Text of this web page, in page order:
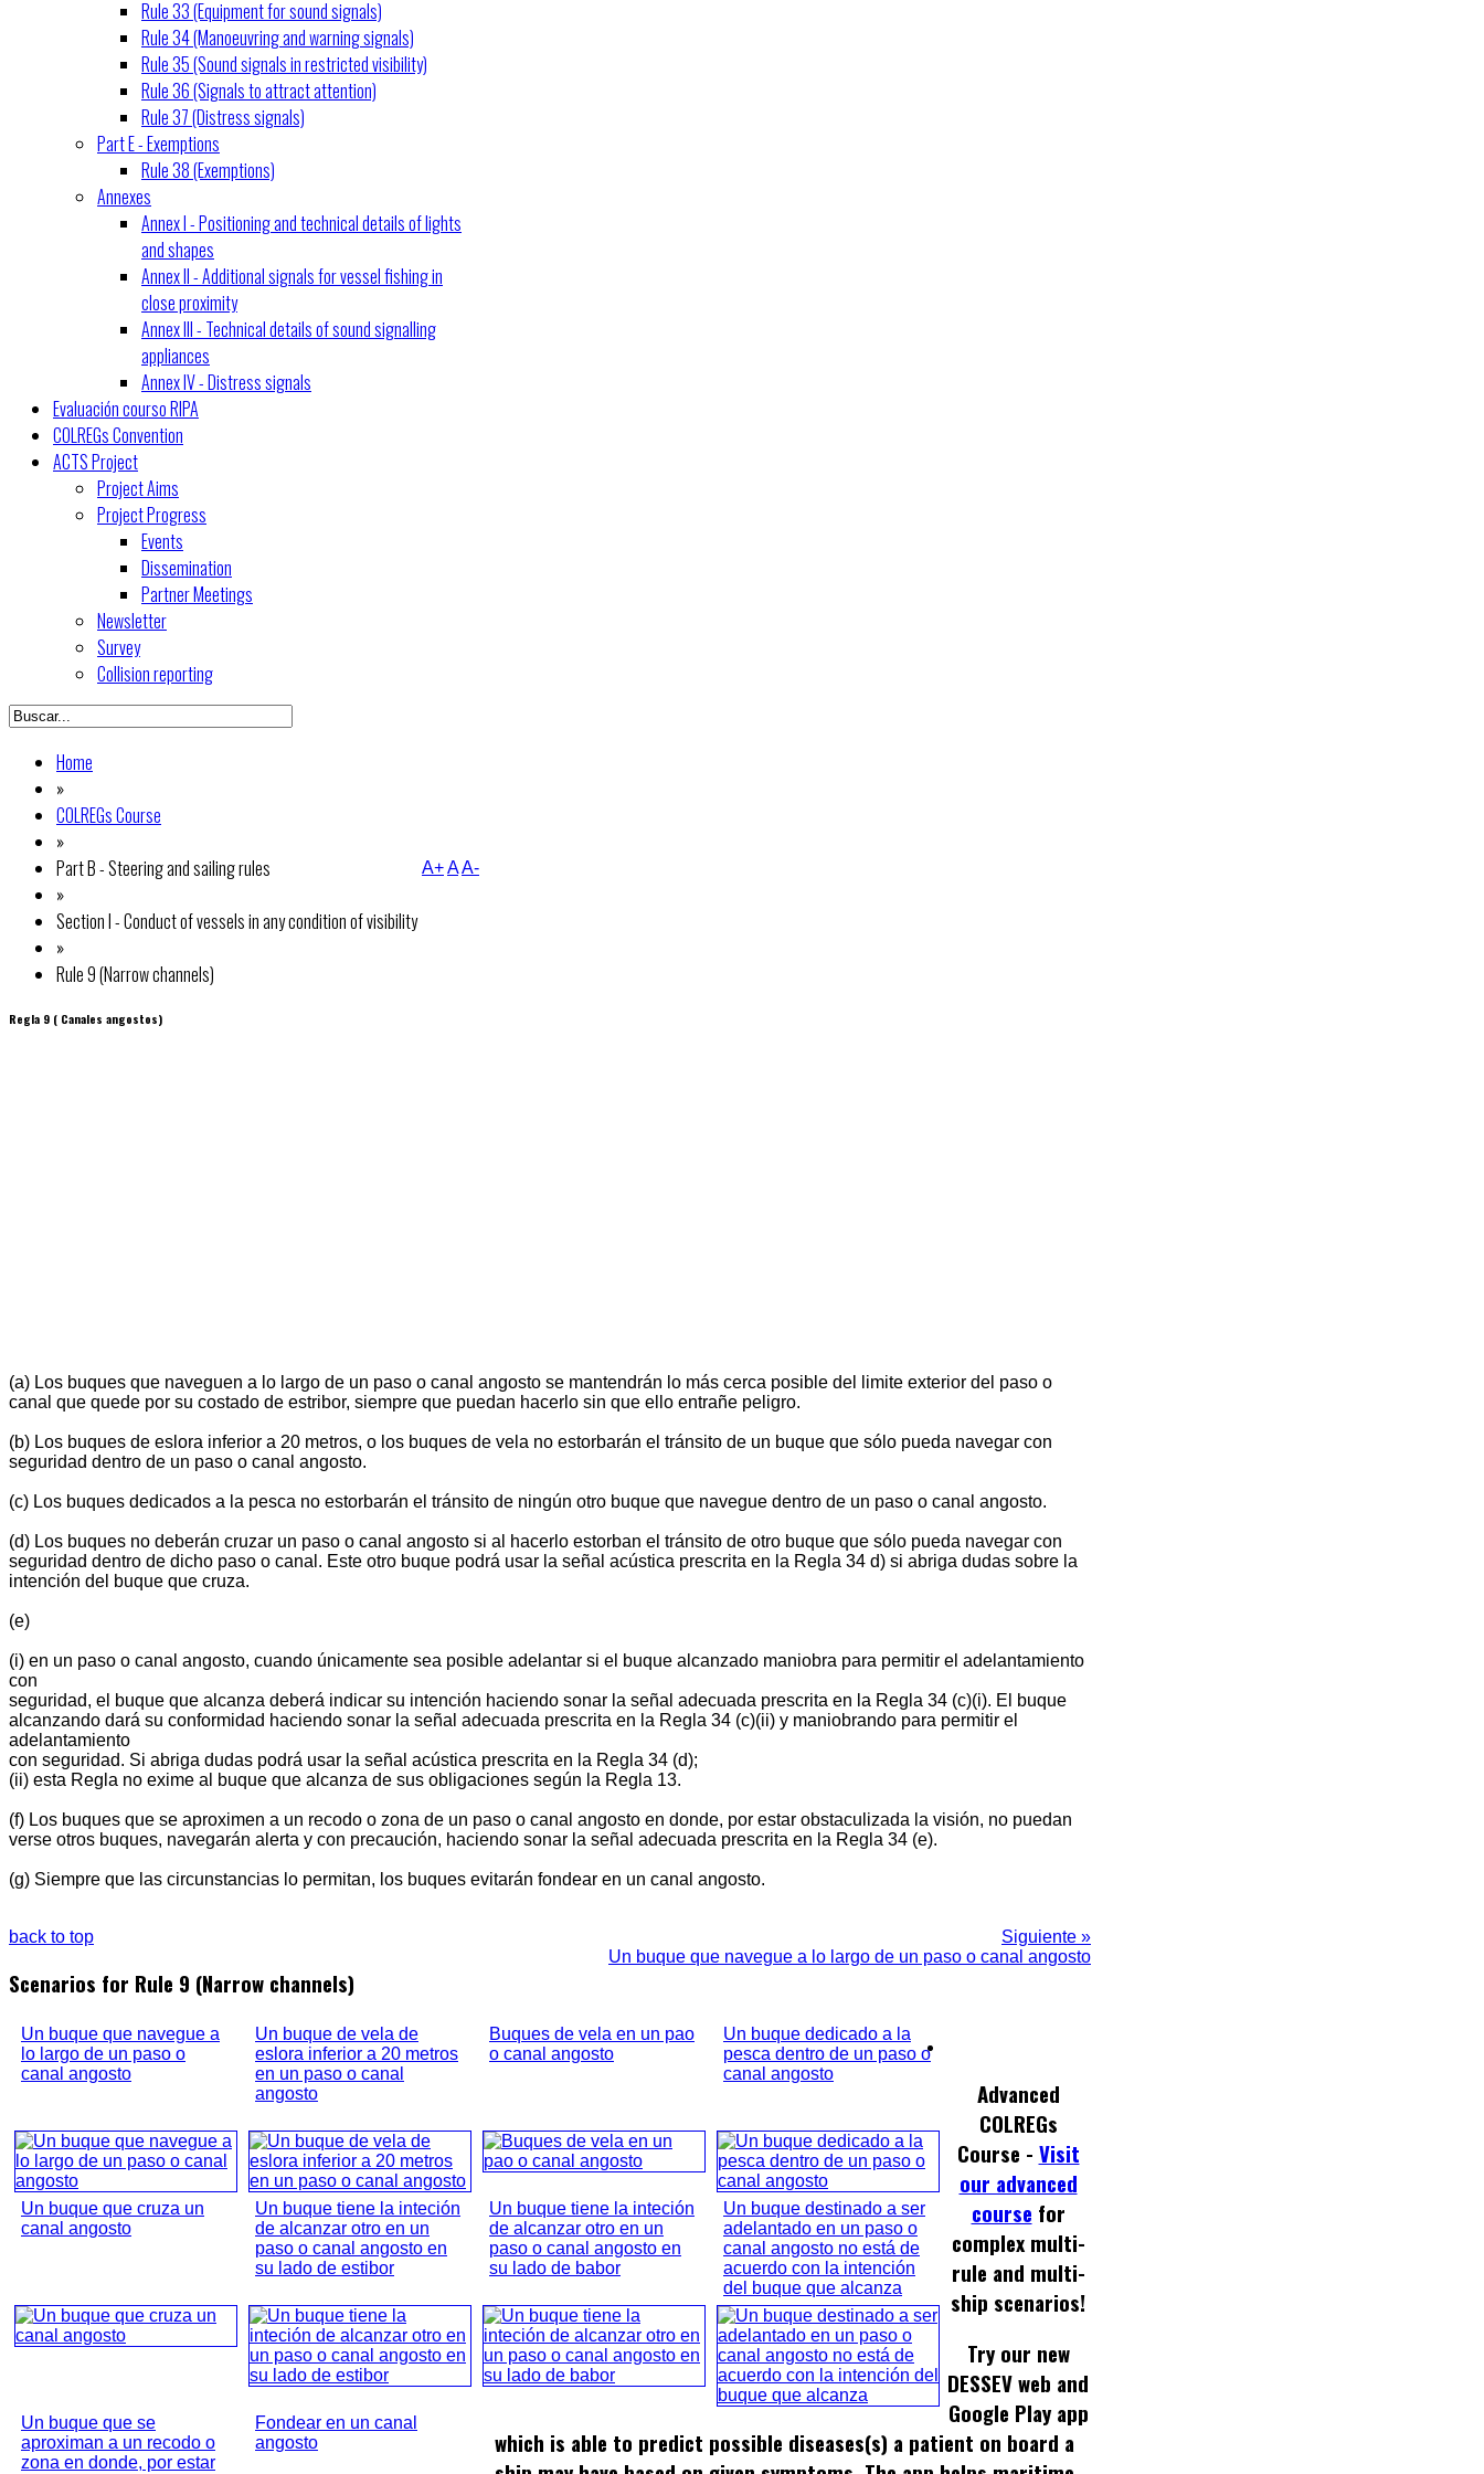
Rule 33 (Equipment for sound signals)
Rule 34 (Manoeuvring and warning signals)
Rule 35 (Sound signals in restricted visibility)
Rule 36 (Signals to attract attention)
Rule 37 (Distress signals)
Part E - Exemptions
Rule 38 (Exemptions)
Annexes
Annex I - Positioning and technical details of lights
and shapes
Annex II - Additional signals for vessel fishing in
close proximity
Annex III - Technical details of sound signalling
appliances
Annex IV - Distress signals
Evaluación courso RIPA
COLREGs Convention
ACTS Project
Project Aims
Project Progress
Events
Dissemination
Partner Meetings
Newsletter
Survey
Collision reporting
Home
»
COLREGs Course
»
Part B - Steering and sailing rules
»
Section I - Conduct of vessels in any condition of visibility
»
Rule 9 (Narrow channels)
A+AA-
Regla 9 ( Canales angostos)
(a) Los buques que naveguen a lo largo de un paso o canal angosto se mantendrán lo más cerca posible del limite exterior del paso o
canal que quede por su costado de estribor, siempre que puedan hacerlo sin que ello entrañe peligro.
(b) Los buques de eslora inferior a 20 metros, o los buques de vela no estorbarán el tránsito de un buque que sólo pueda navegar con
seguridad dentro de un paso o canal angosto.
(c) Los buques dedicados a la pesca no estorbarán el tránsito de ningún otro buque que navegue dentro de un paso o canal angosto.
(d) Los buques no deberán cruzar un paso o canal angosto si al hacerlo estorban el tránsito de otro buque que sólo pueda navegar con
seguridad dentro de dicho paso o canal. Este otro buque podrá usar la señal acústica prescrita en la Regla 34 d) si abriga dudas sobre la
intención del buque que cruza.
(e)
(i) en un paso o canal angosto, cuando únicamente sea posible adelantar si el buque alcanzado maniobra para permitir el adelantamiento
con
seguridad, el buque que alcanza deberá indicar su intención haciendo sonar la señal adecuada prescrita en la Regla 34 (c)(i). El buque
alcanzando dará su conformidad haciendo sonar la señal adecuada prescrita en la Regla 34 (c)(ii) y maniobrando para permitir el
adelantamiento
con seguridad. Si abriga dudas podrá usar la señal acústica prescrita en la Regla 34 (d);
(ii) esta Regla no exime al buque que alcanza de sus obligaciones según la Regla 13.
(f) Los buques que se aproximen a un recodo o zona de un paso o canal angosto en donde, por estar obstaculizada la visión, no puedan
verse otros buques, navegarán alerta y con precaución, haciendo sonar la señal adecuada prescrita en la Regla 34 (e).
(g) Siempre que las circunstancias lo permitan, los buques evitarán fondear en un canal angosto.
Siguiente »
Un buque que navegue a lo largo de un paso o canal angosto
back to top
Scenarios for Rule 9 (Narrow channels)
Un buque que navegue a
lo largo de un paso o
canal angosto
Un buque de vela de
eslora inferior a 20 metros
en un paso o canal
angosto
Buques de vela en un pao
o canal angosto
Un buque dedicado a la
pesca dentro de un paso o
canal angosto
Un buque que cruza un
canal angosto
Un buque tiene la inteción
de alcanzar otro en un
paso o canal angosto en
su lado de estibor
Un buque tiene la inteción
de alcanzar otro en un
paso o canal angosto en
su lado de babor
Un buque destinado a ser
adelantado en un paso o
canal angosto no está de
acuerdo con la intención
del buque que alcanza
Un buque que se
aproximan a un recodo o
zona en donde, por estar
Fondear en un canal
angosto
Advanced
COLREGs
Course - Visit
our advanced
course for
complex multi-
rule and multi-
ship scenarios!
Try our new
DESSEV web and
Google Play app
which is able to predict possible diseases(s) a patient on board a